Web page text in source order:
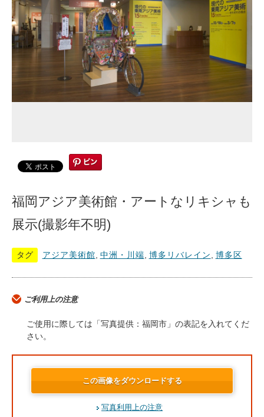
福岡アジア美術館・アートなリキシャも
展示(撮影年不明)
タグ アジア美術館 中洲・川端 博多リバレイン 博多区
ご利用上の注意
ご使用に際しては「写真提供：福岡市」の表記を入れてくだ
さい。
この画像をダウンロードする
写真利用上の注意